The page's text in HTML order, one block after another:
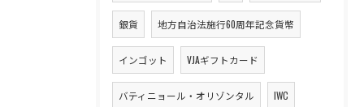
銀貨 地方自治法施行60周年記念貨幣
インゴット VJAギフトカード
バティニョール・オリゾンタル IWC